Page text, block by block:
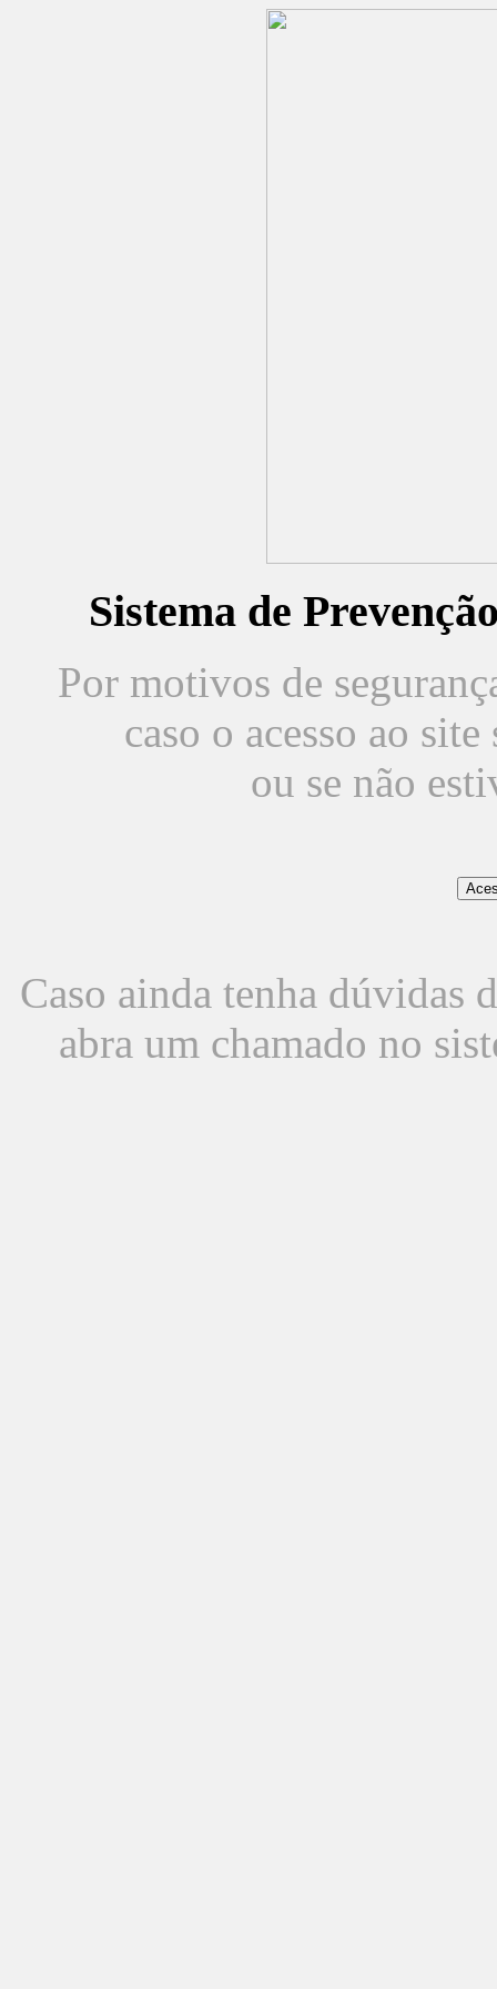
Sistema de
Por motivos de
caso o acesso ao
ou se não
Caso ainda tenha dúvidas
abra um chamado no